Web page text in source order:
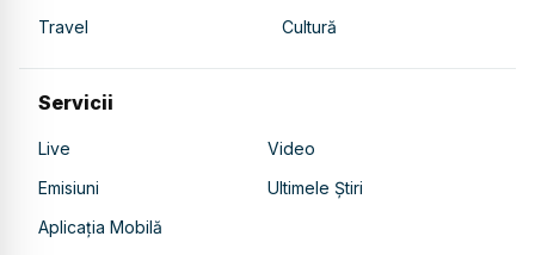
Travel
Cultură
Servicii
Live
Video
Emisiuni
Ultimele Știri
Aplicația Mobilă